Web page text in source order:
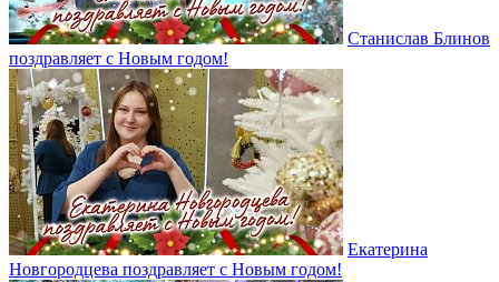
Станислав Блинов
поздравляет с Новым годом!
Екатерина
Новгородцева поздравляет с Новым годом!